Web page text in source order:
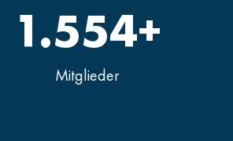
Mitglieder
1.554+